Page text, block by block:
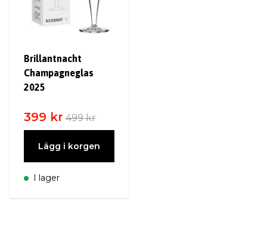
Brillantnacht
Champagneglas
2025
399 kr 499 kr
Lägg i korgen
I lager